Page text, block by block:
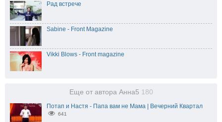
Рад встрече
Sabine - Front Magazine
Vikki Blows - Front magazine
Еще от автора Анна5 180
Потап и Настя - Папа вам не Мама | Вечерний Квартал
641